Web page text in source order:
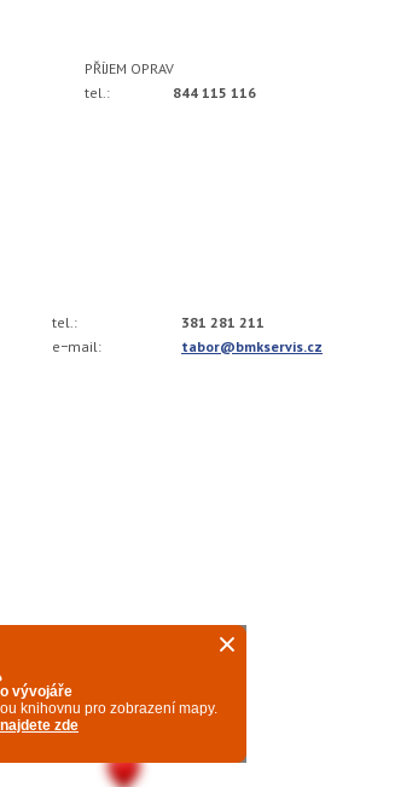
PŘÍJEM OPRAV
tel.:
844 115 116
tel.:
381 281 211
e−mail:
tabor@bmkservis.cz